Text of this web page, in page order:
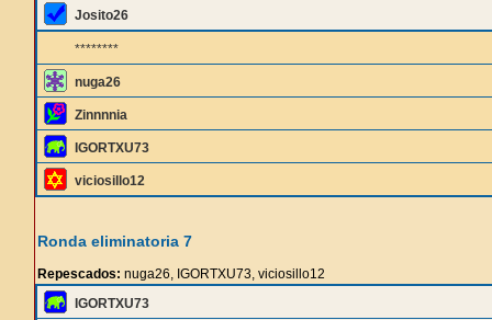
Josito26
********
nuga26
Zinnnnia
IGORTXU73
viciosillo12
Ronda eliminatoria 7
Repescados: nuga26, IGORTXU73, viciosillo12
IGORTXU73